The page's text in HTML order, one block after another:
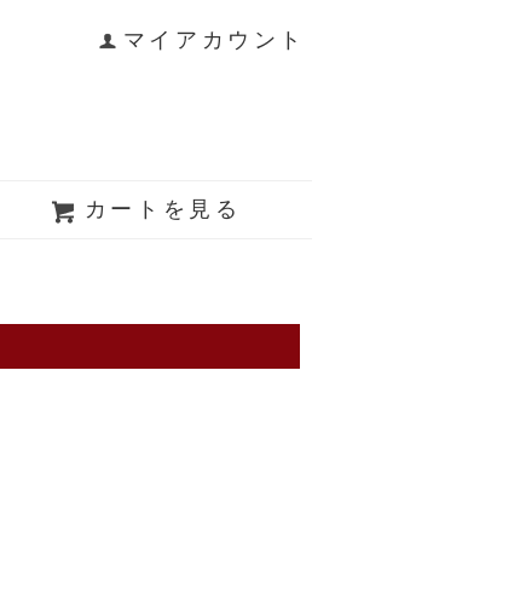
マイアカウント
カートを見る